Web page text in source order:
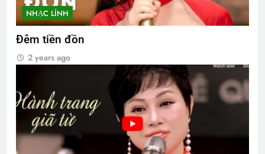
NHẠC LÍNH
Đêm tiền đồn
2 years ago